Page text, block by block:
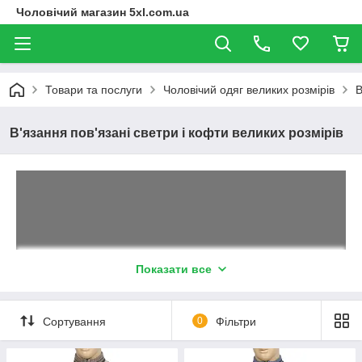
Чоловічий магазин 5xl.com.ua
Товари та послуги Чоловічий одяг великих розмірів
В'язання пов'язані светри і кофти великих розмірів
В’язані светри великих розмірів
змерзнете взимку! В’язані бавовняні та акрилові речі
великих розмірів створені для чоловіків, що віддають
Показати все
Сортування 0 Фільтри